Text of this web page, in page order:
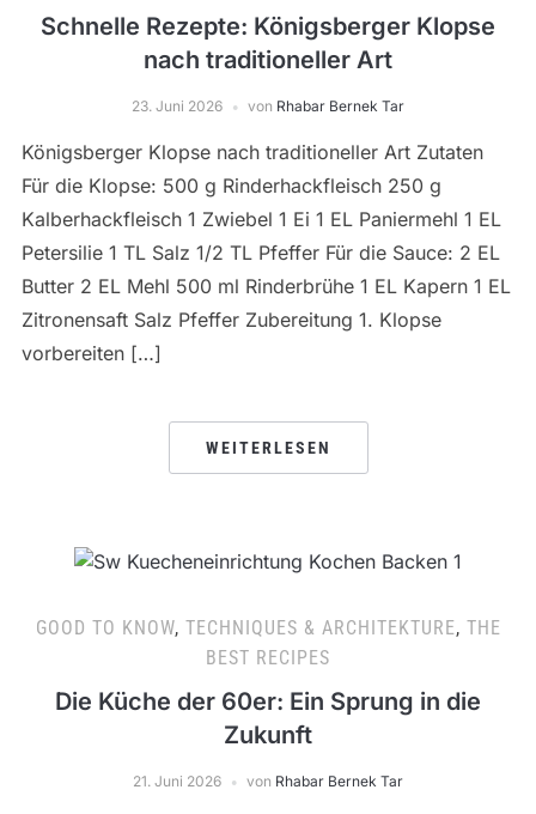
Schnelle Rezepte: Königsberger Klopse
nach traditioneller Art
23. Juni 2026 von Rhabar Bernek Tar
Königsberger Klopse nach traditioneller Art Zutaten
Für die Klopse: 500 g Rinderhackfleisch 250 g
Kalberhackfleisch 1 Zwiebel 1 Ei 1 EL Paniermehl 1 EL
Petersilie 1 TL Salz 1/2 TL Pfeffer Für die Sauce: 2 EL
Butter 2 EL Mehl 500 ml Rinderbrühe 1 EL Kapern 1 EL
Zitronensaft Salz Pfeffer Zubereitung 1. Klopse
vorbereiten […]
WEITERLESEN
GOOD TO KNOW, TECHNIQUES & ARCHITEKTURE, THE
BEST RECIPES
Die Küche der 60er: Ein Sprung in die
Zukunft
21. Juni 2026 von Rhabar Bernek Tar